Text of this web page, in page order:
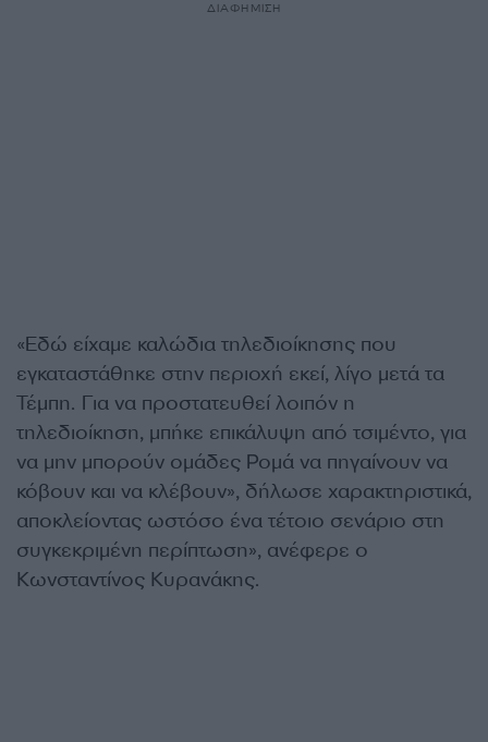
ΔΙΑΦΗΜΙΣΗ
«Εδώ είχαμε καλώδια τηλεδιοίκησης που
εγκαταστάθηκε στην περιοχή εκεί, λίγο μετά τα
Τέμπη. Για να προστατευθεί λοιπόν η
τηλεδιοίκηση, μπήκε επικάλυψη από τσιμέντο, για
να μην μπορούν ομάδες Ρομά να πηγαίνουν να
κόβουν και να κλέβουν», δήλωσε χαρακτηριστικά,
αποκλείοντας ωστόσο ένα τέτοιο σενάριο στη
συγκεκριμένη περίπτωση», ανέφερε ο
Κωνσταντίνος Κυρανάκης.